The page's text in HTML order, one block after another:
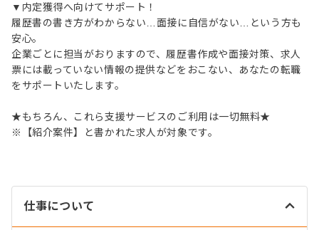
▼内定獲得へ向けてサポート！
履歴書の書き方がわからない…面接に自信がない…という方も
安心。
企業ごとに担当がおりますので、履歴書作成や面接対策、求人
票には載っていない情報の提供などをおこない、あなたの転職
をサポートいたします。
★もちろん、これら支援サービスのご利用は一切無料★
※【紹介案件】と書かれた求人が対象です。
仕事について